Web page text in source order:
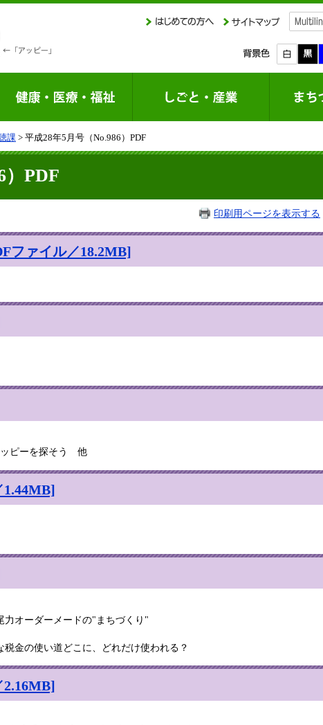
課 > 平成28年5月号（No.986）PDF
）PDF
印刷用ページを表示する
ファイル／18.2MB]
ッピーを探そう 他
オーダーメードの"まちづくり"
金の使い道どこに、どれだけ使われる？